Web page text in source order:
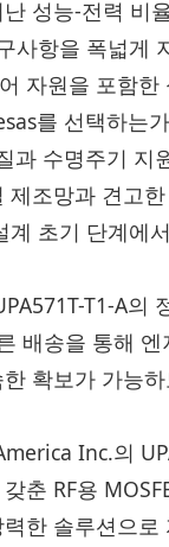
성능-전력 비
사항을 폭넓게
자원을 포함한
를 선택하는가
과 수명주기
조망과 견고
계 초기 단계에
T1-A
배송을 통해
확보가 가능
Inc.의
춘 RF용
한 솔루션으